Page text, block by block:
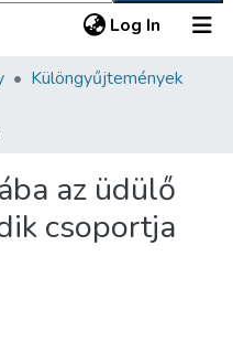
Log In (current)
Különgyűjtemények
az üdülő
csoportja